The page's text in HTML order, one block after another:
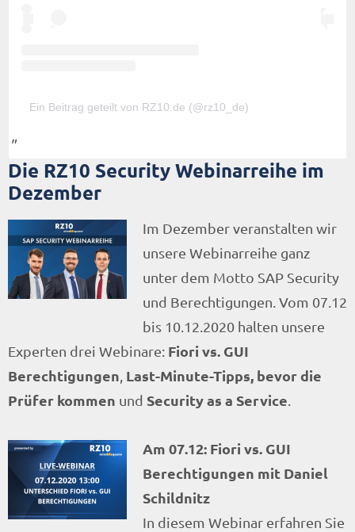
Ein Beitrag geteilt von RZ10.de (@rz10_de)
Die RZ10 Security Webinarreihe im
Dezember
Im Dezember veranstalten wir
unsere Webinarreihe ganz
unter dem Motto SAP Security
und Berechtigungen. Vom 07.12
bis 10.12.2020 halten unsere
Experten drei Webinare: Fiori vs. GUI
Berechtigungen, Last-Minute-Tipps, bevor die
Prüfer kommen und Security as a Service.
Am 07.12: Fiori vs. GUI
Berechtigungen mit Daniel
Schildnitz
In diesem Webinar erfahren Sie